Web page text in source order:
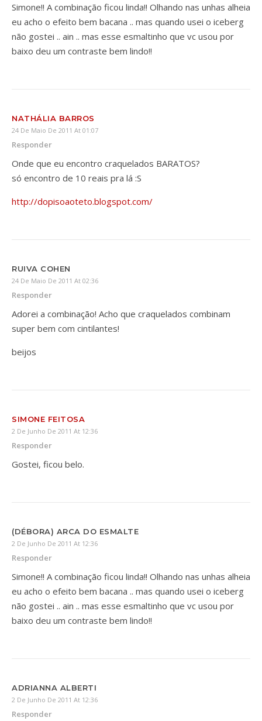
Simone!! A combinação ficou linda!! Olhando nas unhas alheia
eu acho o efeito bem bacana .. mas quando usei o iceberg
não gostei .. ain .. mas esse esmaltinho que vc usou por
baixo deu um contraste bem lindo!!
NATHÁLIA BARROS
24 De Maio De 2011 At 01:07
Responder
Onde que eu encontro craquelados BARATOS?
só encontro de 10 reais pra lá :S
http://dopisoaoteto.blogspot.com/
RUIVA COHEN
24 De Maio De 2011 At 02:36
Responder
Adorei a combinação! Acho que craquelados combinam
super bem com cintilantes!
beijos
SIMONE FEITOSA
2 De Junho De 2011 At 12:36
Responder
Gostei, ficou belo.
(DÉBORA) ARCA DO ESMALTE
2 De Junho De 2011 At 12:36
Responder
Simone!! A combinação ficou linda!! Olhando nas unhas alheia
eu acho o efeito bem bacana .. mas quando usei o iceberg
não gostei .. ain .. mas esse esmaltinho que vc usou por
baixo deu um contraste bem lindo!!
ADRIANNA ALBERTI
2 De Junho De 2011 At 12:36
Responder